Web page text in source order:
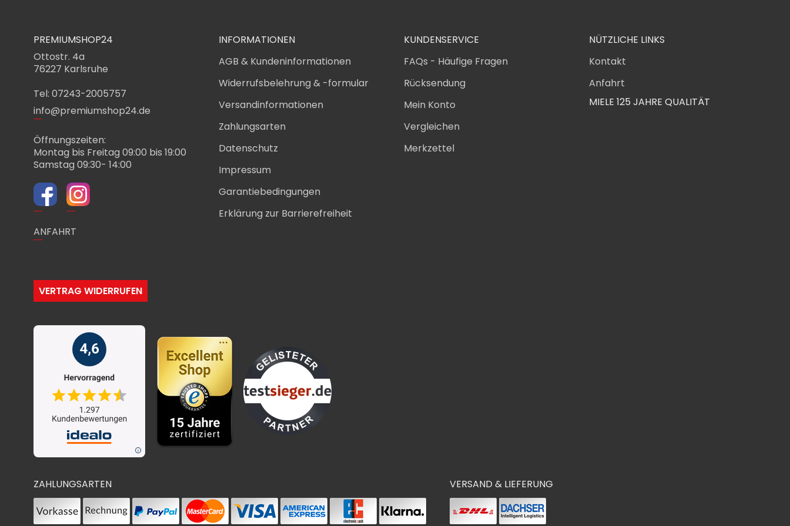
PREMIUMSHOP24
Ottostr. 4a
76227 Karlsruhe
Tel: 07243-2005757
info@premiumshop24.de
Öffnungszeiten:
Montag bis Freitag 09:00 bis 19:00
Samstag 09:30- 14:00
ANFAHRT
INFORMATIONEN
AGB & Kundeninformationen
Widerrufsbelehrung & -formular
Versandinformationen
Zahlungsarten
Datenschutz
Impressum
Garantiebedingungen
Erklärung zur Barrierefreiheit
KUNDENSERVICE
FAQs - Häufige Fragen
Rücksendung
Mein Konto
Vergleichen
Merkzettel
NÜTZLICHE LINKS
Kontakt
Anfahrt
MIELE 125 JAHRE QUALITÄT
VERTRAG WIDERRUFEN
ZAHLUNGSARTEN VERSAND & LIEFERUNG